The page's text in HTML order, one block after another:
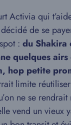
Activia qui
de se
: du Shakira
quelques airs
hop petite
limite
ne se rendrait
vend un vieux